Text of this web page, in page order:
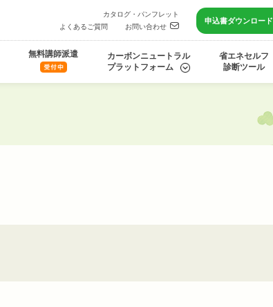
カタログ・パンフレット
よくあるご質問
お問い合わせ
申込書ダウンロード
無料講師派遣
カーボンニュートラル
プラットフォーム
省エネセルフ
診断ツール